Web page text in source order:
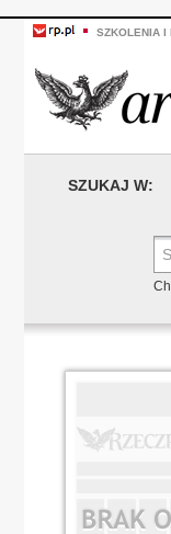
SZKOLENIA I
SZUKAJ W: